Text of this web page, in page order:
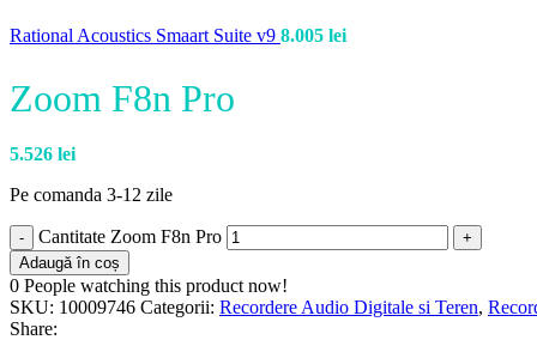
Rational Acoustics Smaart Suite v9 8.005 lei
Zoom F8n Pro
5.526 lei
Pe comanda 3-12 zile
Cantitate Zoom F8n Pro
Adaugă în coș
0 People watching this product now!
SKU: 10009746 Categorii: Recordere Audio Digitale si Teren,
Share: